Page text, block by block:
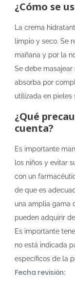
¿Cómo se
La crema
limpio y seco. Se
mañana y por la
Se debe
absorba por
utilizada en pieles
¿Qué
cuenta?
Es importante
los niños y evitar
con un
de que es
una amplia gama
pueden adquirir
Es importante
no está indicada
específicos de la
Fecha revisión: